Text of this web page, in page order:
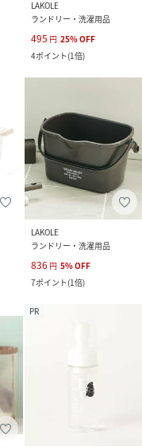
LAKOLE
ランドリー・洗濯用品
495 円 25%OFF
4ポイント(1倍)
LAKOLE
ランドリー・洗濯用品
836 円 5%OFF
7ポイント(1倍)
PR